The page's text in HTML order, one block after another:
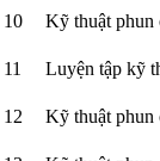
10
Kỹ thuật phun
11
Luyện tập kỹ
12
Kỹ thuật phun